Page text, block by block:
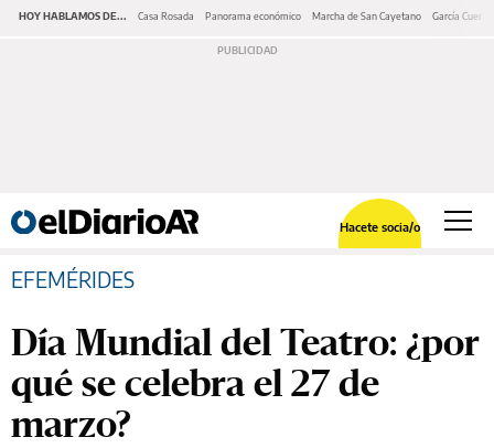
HOY HABLAMOS DE... Casa Rosada Panorama económico Marcha de San Cayetano García Cuerva
Hacete socia/o
EFEMÉRIDES
Día Mundial del Teatro: ¿por
qué se celebra el 27 de
marzo?